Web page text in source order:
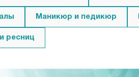
Маникюр и педикюр
ресниц